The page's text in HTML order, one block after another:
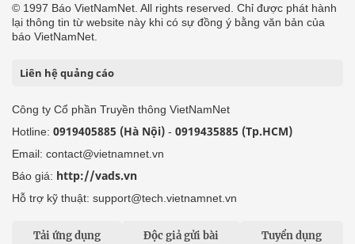
© 1997 Báo VietNamNet. All rights reserved. Chỉ được phát hành
lại thông tin từ website này khi có sự đồng ý bằng văn bản của
báo VietNamNet.
Liên hệ quảng cáo
Công ty Cổ phần Truyền thông VietNamNet
Hotline: 0919405885 (Hà Nội) - 0919435885 (Tp.HCM)
Email: contact@vietnamnet.vn
Báo giá: http://vads.vn
Hỗ trợ kỹ thuật: support@tech.vietnamnet.vn
Tải ứng dụng Độc giả gửi bài Tuyển dụng